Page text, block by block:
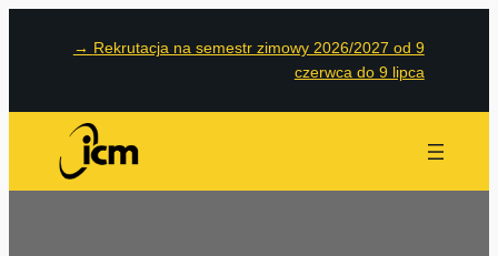
→ Rekrutacja na semestr zimowy 2026/2027 od 9
czerwca do 9 lipca